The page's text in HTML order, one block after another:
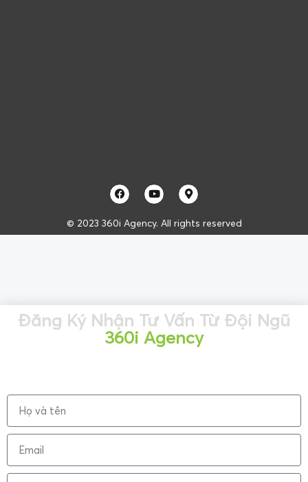
© 2023 360i Agency. All rights reserved
Đăng Ký Nhận Tư Vấn Từ Đội Ngũ
360i Agency